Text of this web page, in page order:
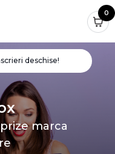
0
deschise!
marca